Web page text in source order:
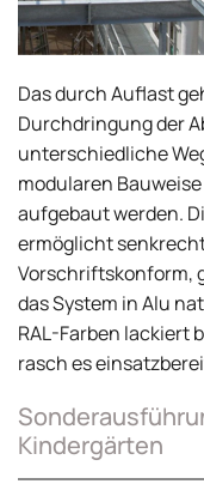
Das durch Auflast
Durchdringung der
unterschiedliche
modularen
aufgebaut werden.
ermöglicht
Vorschriftskonform,
das System in Alu
RAL-Farben lackiert
rasch es
Kindergärten